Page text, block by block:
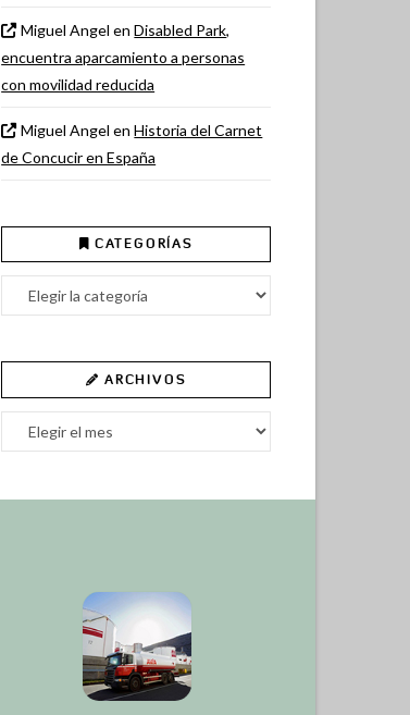
Miguel Angel enDisabled Park,
encuentra aparcamiento a personas
con movilidad reducida
Miguel Angel enHistoria del Carnet
de Concucir en España
CATEGORÍAS
Categorías
ARCHIVOS
Archivos